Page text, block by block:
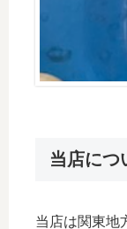
当店につ
当店は関東地